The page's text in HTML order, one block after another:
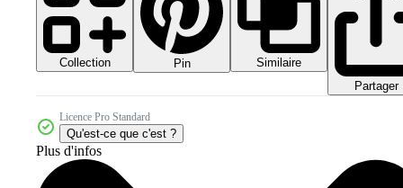
Collection Pin
Similaire
Partager
Licence Pro Standard
Qu'est-ce que c'est ?
Plus d'infos